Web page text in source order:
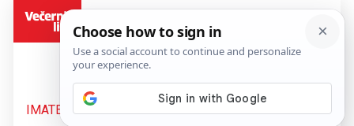
IMATE LI VI KOJU?